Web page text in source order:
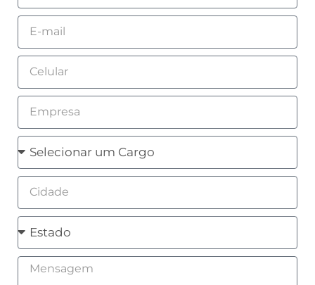
Email
Celular
Empresa
Cargo
Cidade
Estado
Mensagem